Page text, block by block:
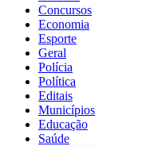
Concursos
Economia
Esporte
Geral
Polícia
Política
Editais
Municípios
Educação
Saúde